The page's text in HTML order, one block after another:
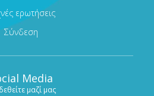
ερωτήσεις
Σύνδεση
Media
μαζί μας